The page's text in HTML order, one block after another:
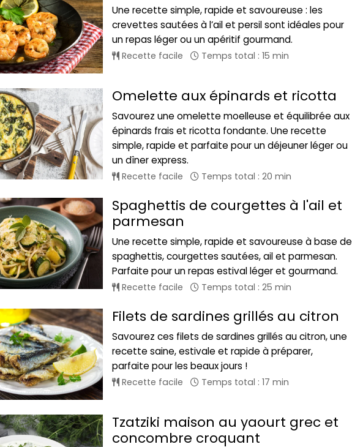
Une recette simple, rapide et savoureuse : les
crevettes sautées à l’ail et persil sont idéales pour
un repas léger ou un apéritif gourmand.
Recette facile Temps total : 15 min
Omelette aux épinards et ricotta
Savourez une omelette moelleuse et équilibrée aux
épinards frais et ricotta fondante. Une recette
simple, rapide et parfaite pour un déjeuner léger ou
un dîner express.
Recette facile Temps total : 20 min
Spaghettis de courgettes à l'ail et
parmesan
Une recette simple, rapide et savoureuse à base de
spaghettis, courgettes sautées, ail et parmesan.
Parfaite pour un repas estival léger et gourmand.
Recette facile Temps total : 25 min
Filets de sardines grillés au citron
Savourez ces filets de sardines grillés au citron, une
recette saine, estivale et rapide à préparer,
parfaite pour les beaux jours !
Recette facile Temps total : 17 min
Tzatziki maison au yaourt grec et
concombre croquant